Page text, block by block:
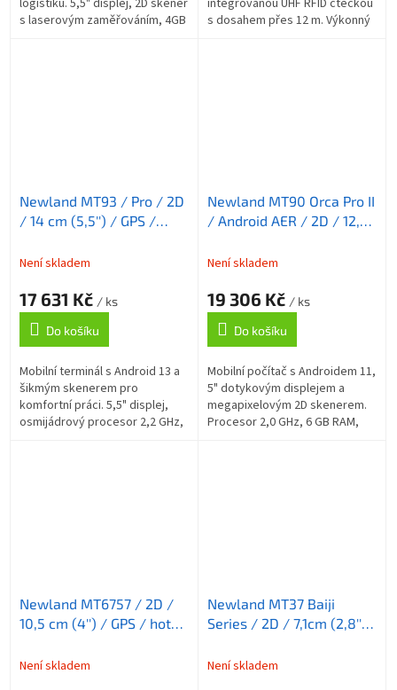
s laserovým zaměřováním, 4GB
s dosahem přes 12 m. Výkonný
Newland MT93 / Pro / 2D
/ 14 cm (5,5'') / GPS /
NFC / Android / kit / GMS
Není skladem
17 631 Kč / ks
Do košíku
Mobilní terminál s Android 13 a
šikmým skenerem pro
komfortní práci. 5,5" displej,
osmijádrový procesor 2,2 GHz,
Newland MT90 Orca Pro II
/ Android AER / 2D / 12,7
Wi-Fi / 4G / NFC /
Není skladem
19 306 Kč / ks
Do košíku
Mobilní počítač s Androidem 11,
5" dotykovým displejem a
megapixelovým 2D skenerem.
Procesor 2,0 GHz, 6 GB RAM,
Newland MT6757 / 2D /
10,5 cm (4'') / GPS / hot-
5,0) / Wi-Fi / 4G / NFC /
Není skladem
Newland MT37 Baiji
Series / 2D / 7,1cm (2,8'')
Fi / 4G / NFC / Android /
Není skladem